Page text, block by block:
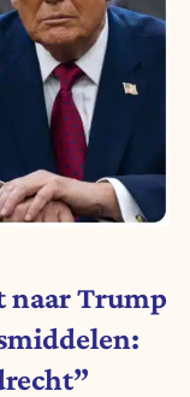
naar Trump